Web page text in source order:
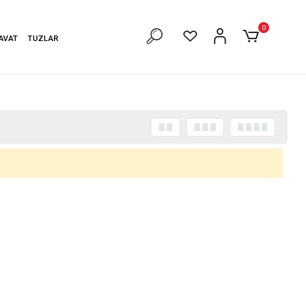
TUZLAR
0